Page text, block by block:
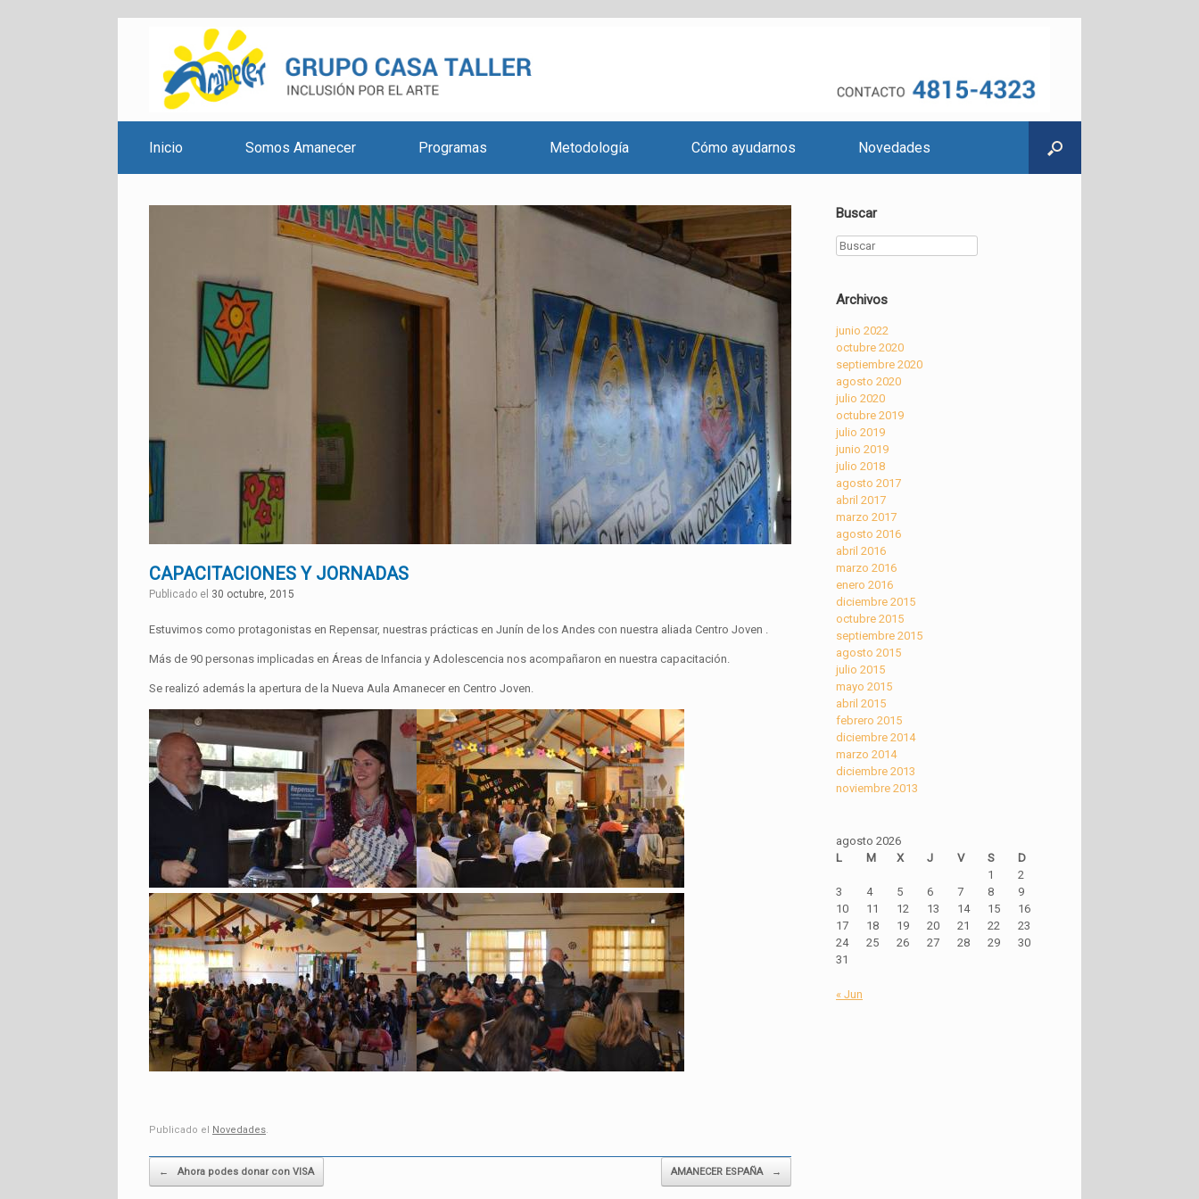
Inicio Somos Amanecer Programas Metodología Cómo ayudarnos Novedades
CAPACITACIONES Y JORNADAS
Publicado el 30 octubre, 2015
Estuvimos como protagonistas en Repensar, nuestras prácticas en Junín de los Andes con nuestra aliada Centro Joven .
Más de 90 personas implicadas en Áreas de Infancia y Adolescencia nos acompañaron en nuestra capacitación.
Se realizó además la apertura de la Nueva Aula Amanecer en Centro Joven.
Publicado el Novedades
Post navigation
← Ahora podes donar con VISA AMANECER ESPAÑA →
Buscar
Buscar
Archivos
junio 2022
octubre 2020
septiembre 2020
agosto 2020
julio 2020
octubre 2019
julio 2019
junio 2019
julio 2018
agosto 2017
abril 2017
marzo 2017
agosto 2016
abril 2016
marzo 2016
enero 2016
diciembre 2015
octubre 2015
septiembre 2015
agosto 2015
julio 2015
mayo 2015
abril 2015
febrero 2015
diciembre 2014
marzo 2014
diciembre 2013
noviembre 2013
agosto 2026
L
M X J V S
D
1
2
3
4 5 6 7 8
9
10
11 12 13 14 15
16
17
18 19 20 21 22
23
24
25 26 27 28 29
30
31
« Jun